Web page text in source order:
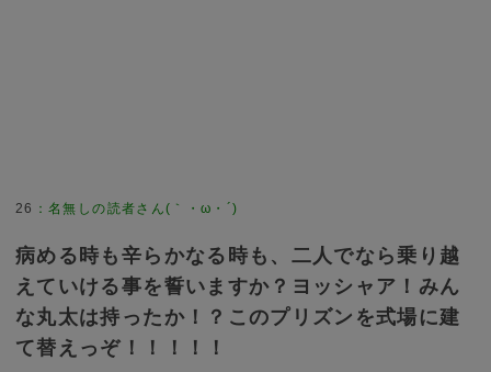
26 ：名無しの読者さん(｀・ω・´)
病める時も辛らかなる時も、二人でなら乗り越
えていける事を誓いますか？ヨッシャア！みん
な丸太は持ったか！？このプリズンを式場に建
て替えっぞ！！！！！